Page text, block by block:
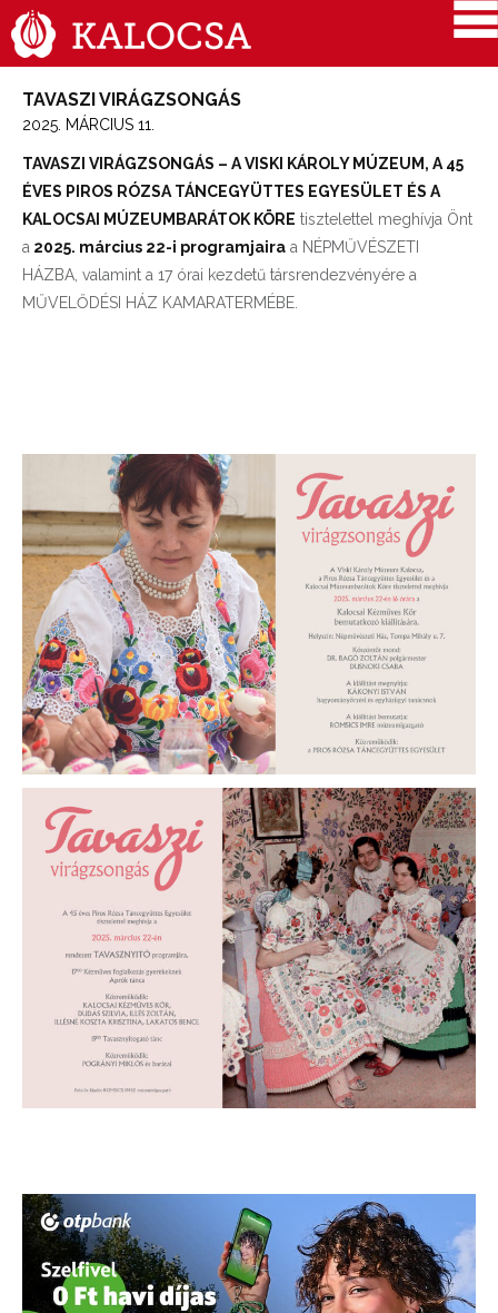
TAVASZI VIRÁGZSONGÁS
2025. MÁRCIUS 11.
TAVASZI VIRÁGZSONGÁS – A VISKI KÁROLY MÚZEUM, A 45
ÉVES PIROS RÓZSA TÁNCEGYÜTTES EGYESÜLET ÉS A
KALOCSAI MÚZEUMBARÁTOK KÖRE tisztelettel meghívja Önt
a 2025. március 22-i programjaira a NÉPMŰVÉSZETI
HÁZBA, valamint a 17 órai kezdetű társrendezvényére a
MŰVELŐDÉSI HÁZ KAMARATERMÉBE.